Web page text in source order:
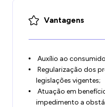
Vantagens
Auxílio ao
​​Regularização dos
legislações vigentes;
Atuação em
impedimento a